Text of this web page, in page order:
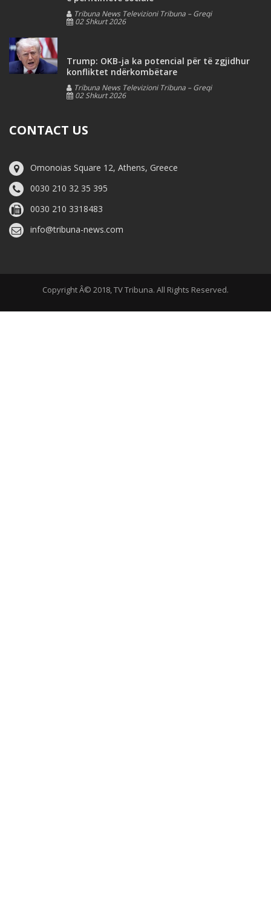
Tribuna News Televizioni Tribuna – Greqi
02 Shkurt 2026
Trump: OKB-ja ka potencial për të zgjidhur
konfliktet ndërkombëtare
Tribuna News Televizioni Tribuna – Greqi
02 Shkurt 2026
CONTACT US
Omonoias Square 12, Athens, Greece
0030 210 32 35 395
0030 210 3318483
info@tribuna-news.com
Copyright Â© 2018, TV Tribuna. All Rights Reserved.